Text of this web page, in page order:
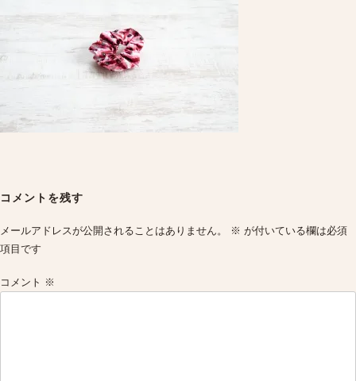
navigation
コメントを残す
メールアドレスが公開されることはありません。 ※ が付いている欄は必須
項目です
コメント ※